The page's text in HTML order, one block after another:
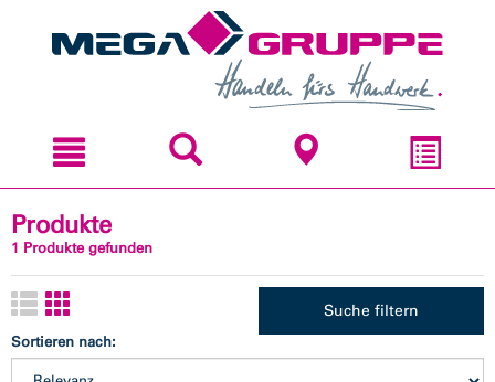
Produkte
1 Produkte gefunden
Suche filtern
Sortieren nach: